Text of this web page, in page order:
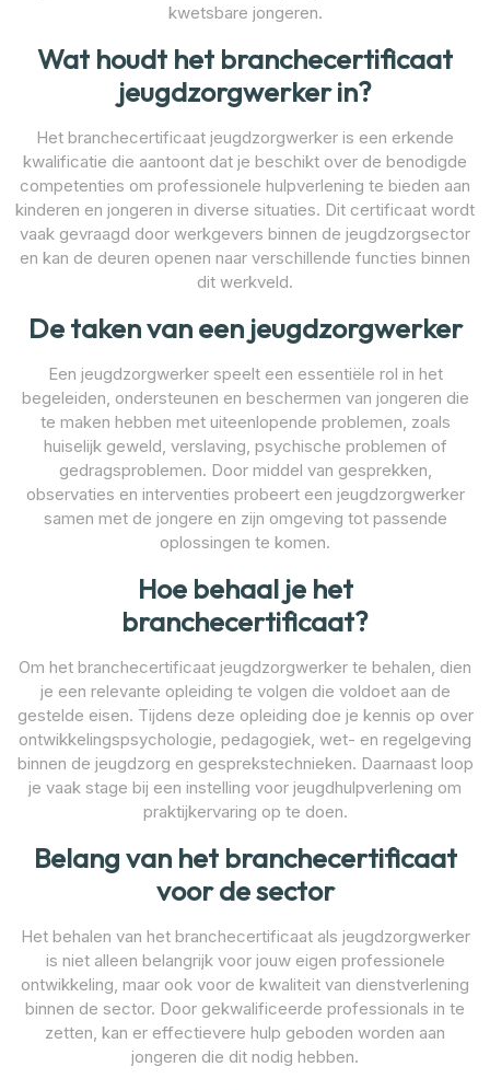
kwetsbare jongeren.
Wat houdt het branchecertificaat
jeugdzorgwerker in?
Het branchecertificaat jeugdzorgwerker is een erkende
kwalificatie die aantoont dat je beschikt over de benodigde
competenties om professionele hulpverlening te bieden aan
kinderen en jongeren in diverse situaties. Dit certificaat wordt
vaak gevraagd door werkgevers binnen de jeugdzorgsector
en kan de deuren openen naar verschillende functies binnen
dit werkveld.
De taken van een jeugdzorgwerker
Een jeugdzorgwerker speelt een essentiële rol in het
begeleiden, ondersteunen en beschermen van jongeren die
te maken hebben met uiteenlopende problemen, zoals
huiselijk geweld, verslaving, psychische problemen of
gedragsproblemen. Door middel van gesprekken,
observaties en interventies probeert een jeugdzorgwerker
samen met de jongere en zijn omgeving tot passende
oplossingen te komen.
Hoe behaal je het
branchecertificaat?
Om het branchecertificaat jeugdzorgwerker te behalen, dien
je een relevante opleiding te volgen die voldoet aan de
gestelde eisen. Tijdens deze opleiding doe je kennis op over
ontwikkelingspsychologie, pedagogiek, wet- en regelgeving
binnen de jeugdzorg en gesprekstechnieken. Daarnaast loop
je vaak stage bij een instelling voor jeugdhulpverlening om
praktijkervaring op te doen.
Belang van het branchecertificaat
voor de sector
Het behalen van het branchecertificaat als jeugdzorgwerker
is niet alleen belangrijk voor jouw eigen professionele
ontwikkeling, maar ook voor de kwaliteit van dienstverlening
binnen de sector. Door gekwalificeerde professionals in te
zetten, kan er effectievere hulp geboden worden aan
jongeren die dit nodig hebben.